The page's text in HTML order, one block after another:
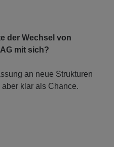
der Wechsel von
mit sich?
an neue Strukturen
klar als Chance.